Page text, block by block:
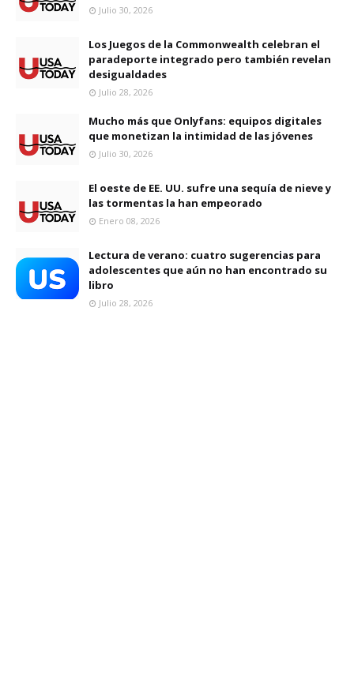
Julio 30, 2026
Los Juegos de la Commonwealth celebran el
paradeporte integrado pero también revelan
desigualdades
Julio 28, 2026
Mucho más que Onlyfans: equipos digitales
que monetizan la intimidad de las jóvenes
Julio 30, 2026
El oeste de EE. UU. sufre una sequía de nieve y
las tormentas la han empeorado
Enero 08, 2026
Lectura de verano: cuatro sugerencias para
adolescentes que aún no han encontrado su
libro
Julio 28, 2026